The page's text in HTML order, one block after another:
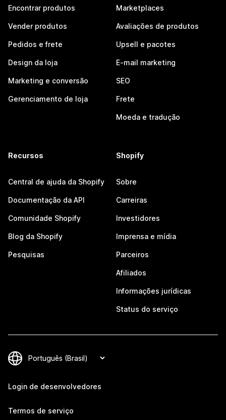
Encontrar produtos
Vender produtos
Pedidos e frete
Design da loja
Marketing e conversão
Gerenciamento de loja
Marketplaces
Avaliações de produtos
Upsell e pacotes
E-mail marketing
SEO
Frete
Moeda e tradução
Recursos
Central de ajuda da Shopify
Documentação da API
Comunidade Shopify
Blog da Shopify
Pesquisas
Shopify
Sobre
Carreiras
Investidores
Imprensa e mídia
Parceiros
Afiliados
Informações jurídicas
Status do serviço
Login de desenvolvedores
Termos de serviço